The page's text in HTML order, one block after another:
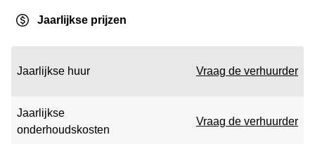
Jaarlijkse prijzen
Jaarlijkse huur Vraag de verhuurder
Jaarlijkse
onderhoudskosten
Vraag de verhuurder